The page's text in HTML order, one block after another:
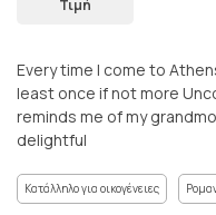
Τιμή
Every time I come to
least once if not more
reminds me of my
delightful
Κατάλληλο για οικογένειες